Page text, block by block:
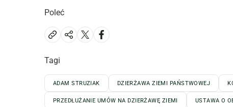
Poleć
Tagi
ADAM STRUZIAK DZIERŻAWA ZIEMI PAŃSTWOWEJ
PRZEDŁUŻANIE UMÓW NA DZIERŻAWĘ ZIEMI USTAWA O